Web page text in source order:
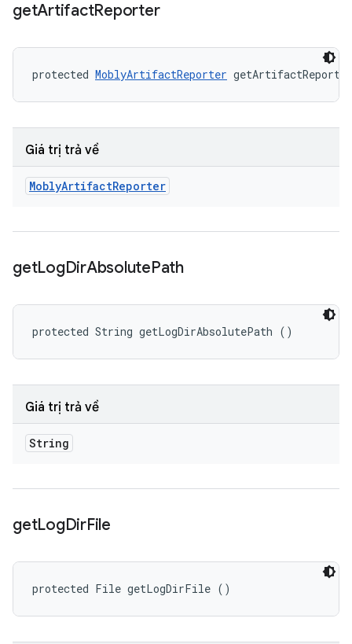
getArtifactReporter
protected MoblyArtifactReporter
Giá trị trả về
MoblyArtifactReporter
getLogDirAbsolutePath
protected String getLogDirAbsolutePath ()
Giá trị trả về
String
getLogDirFile
protected File getLogDirFile ()